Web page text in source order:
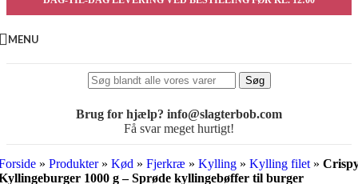
MENU
Søg
Brug for hjælp? info@slagterbob.com
Få svar meget hurtigt!
» Produkter» Kød » Fjerkræ » Kylling » Kylling filet »
1000 g – Sprøde kyllingebøffer til burger